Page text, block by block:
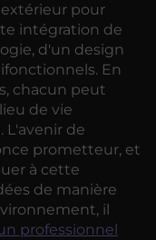
pour
intégration de
d'un design
En
chacun peut
de vie
L'avenir de
prometteur, et
à cette
de manière
il
professionnel